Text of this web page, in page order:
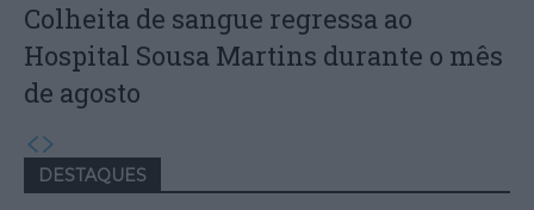
Colheita de sangue regressa ao
Hospital Sousa Martins durante o mês
de agosto
DESTAQUES